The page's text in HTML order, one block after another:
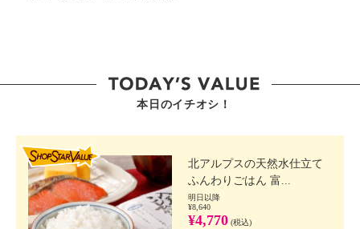
本日のイチオシ！
北アルプスの天然水仕立て
ふんわりごはん 富...
明日以降
¥8,640
¥4,770 (税込)